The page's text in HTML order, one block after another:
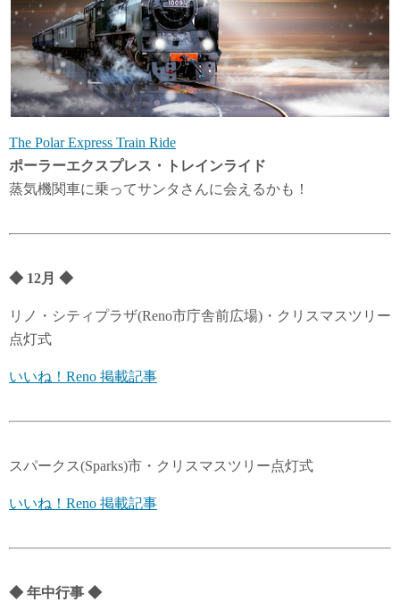
The Polar Express Train Ride
ポーラーエクスプレス・トレインライド
蒸気機関車に乗ってサンタさんに会えるかも！
◆ 12月 ◆
リノ・シティプラザ(Reno市庁舎前広場)・クリスマスツリー
点灯式
いいね！Reno 掲載記事
スパークス(Sparks)市・クリスマスツリー点灯式
いいね！Reno 掲載記事
◆ 年中行事 ◆